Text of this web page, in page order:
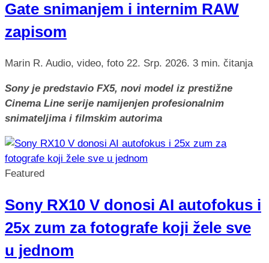
Gate snimanjem i internim RAW
zapisom
Marin R. Audio, video, foto 22. Srp. 2026. 3 min. čitanja
Sony je predstavio FX5, novi model iz prestižne
Cinema Line serije namijenjen profesionalnim
snimateljima i filmskim autorima
Featured
Sony RX10 V donosi AI autofokus i
25x zum za fotografe koji žele sve
u jednom